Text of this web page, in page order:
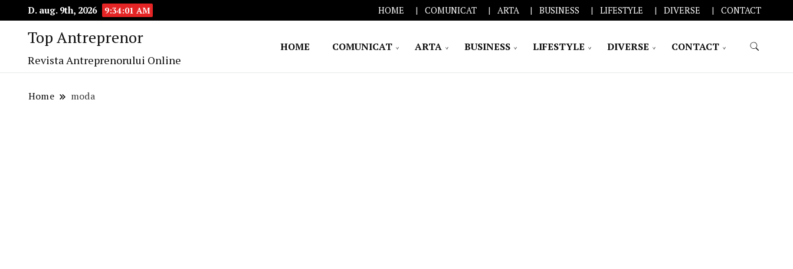
D. aug. 9th, 2026 9:34:01 AM HOME COMUNICAT ARTA BUSINESS LIFESTYLE DIVERSE CONTACT
Top Antreprenor
Revista Antreprenorului Online
HOME COMUNICAT ARTA BUSINESS LIFESTYLE DIVERSE CONTACT
Home moda